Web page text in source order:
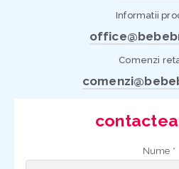
Informatii
Comenzi
Nume *